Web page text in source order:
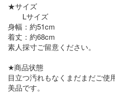
★サイズ
Lサイズ
身幅：約51cm
着丈：約68cm
素人採寸ご留意ください。
★商品状態
目立つ汚れもなくまだまだご使
美品です。